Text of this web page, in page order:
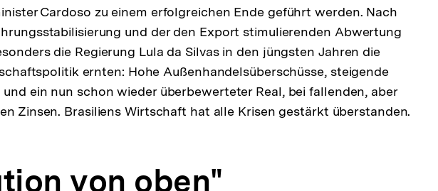
Cardoso zu einem erfolgreichen Ende geführt werden. Nach
und der den Export stimulierenden Abwertung
die Regierung Lula da Silvas in den jüngsten Jahren die
ernten: Hohe Außenhandelsüberschüsse, steigende
und ein nun schon wieder überbewerteter Real, bei fallenden, aber
Zinsen. Brasiliens Wirtschaft hat alle Krisen gestärkt überstanden.
von oben"